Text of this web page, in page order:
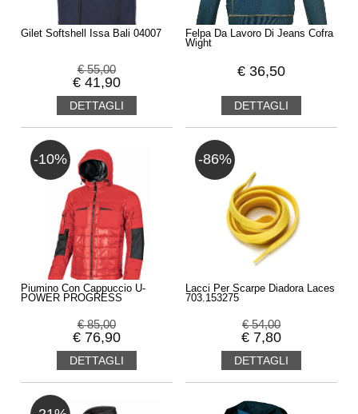
Gilet Softshell Issa Bali 04007
€ 55,00
€ 41,90
DETTAGLI
Felpa Da Lavoro Di Jeans Cofra
Wight
€ 36,50
DETTAGLI
Piumino Con Cappuccio U-
POWER PROGRESS
-10%
€ 85,00
€ 76,90
DETTAGLI
Lacci Per Scarpe Diadora Laces
703.153275
-86%
€ 54,00
€ 7,80
DETTAGLI